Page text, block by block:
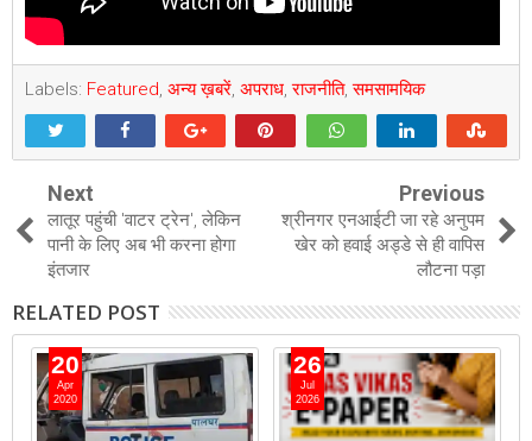
Labels: Featured, अन्य ख़बरें, अपराध, राजनीति, समसामयिक
Next
लातूर पहुंची 'वाटर ट्रेन', लेकिन
पानी के लिए अब भी करना होगा
इंतजार
Previous
श्रीनगर एनआईटी जा रहे अनुपम
खेर को हवाई अड्डे से ही वापिस
लौटना पड़ा
RELATED POST
20
Apr
2020
26
Jul
2026